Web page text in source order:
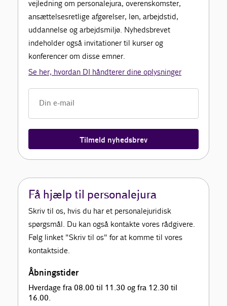
vejledning om personalejura, overenskomster,
ansættelsesretlige afgørelser, løn, arbejdstid,
uddannelse og arbejdsmiljø. Nyhedsbrevet
indeholder også invitationer til kurser og
konferencer om disse emner.
Se her, hvordan DI håndterer dine oplysninger
Tilmeld nyhedsbrev
Få hjælp til personalejura
Skriv til os, hvis du har et personalejuridisk
spørgsmål. Du kan også kontakte vores rådgivere.
Følg linket "Skriv til os" for at komme til vores
kontaktside.
Åbningstider
Hverdage fra 08.00 til 11.30 og fra 12.30 til
16.00.